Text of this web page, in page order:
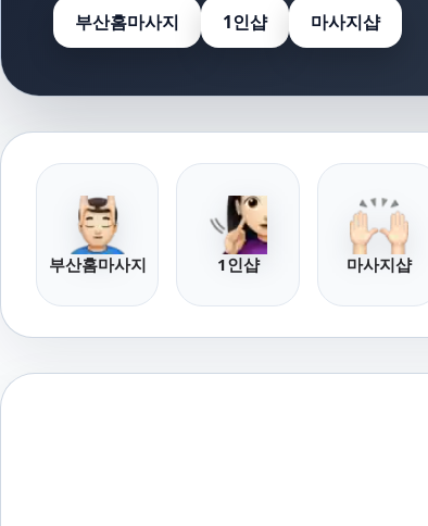
부산홈마사지 1인샵 마사지샵
부산홈마사지 1인샵 마사지샵